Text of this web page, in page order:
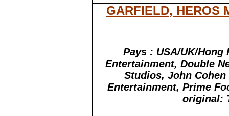
GARFIELD, HEROS
Pays : USA/UK/
Entertainment, Double
Studios, John
Entertainment, Prime
original: